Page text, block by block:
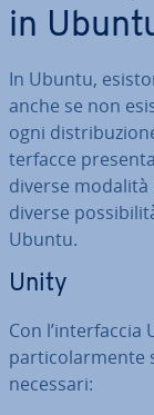
in
In Ubuntu,
anche se non
ogni
ter­fac­ce
diverse
diverse
Ubuntu.
Unity
Con
par­ti­co­lar­men­te
necessari: